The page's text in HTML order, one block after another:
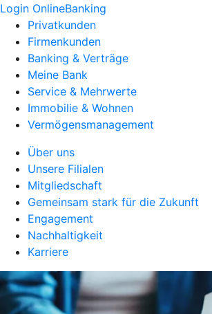
Login OnlineBanking
Privatkunden
Firmenkunden
Banking & Verträge
Meine Bank
Service & Mehrwerte
Immobilie & Wohnen
Vermögensmanagement
Über uns
Unsere Filialen
Mitgliedschaft
Gemeinsam stark für die Zukunft
Engagement
Nachhaltigkeit
Karriere